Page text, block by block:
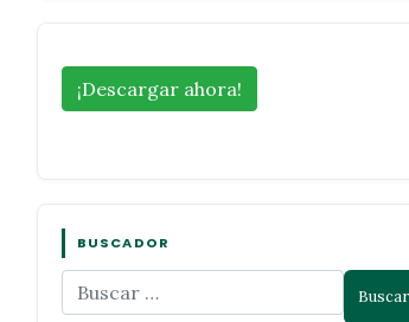
¡Descargar ahora!
BUSCADOR